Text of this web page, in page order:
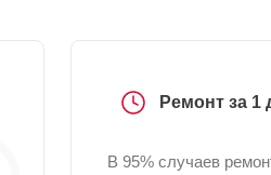
Ремонт за 1
В 95% случаев